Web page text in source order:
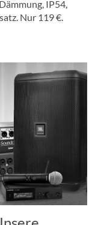
IP54,
Nur 119 €.